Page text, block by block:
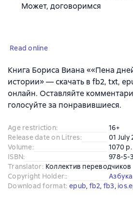
Может, договоримся
Read online
Книга Бориса Виана ««Пена
истории» — скачать в fb2, txt,
онлайн. Оставляйте
голосуйте за понравившиеся.
Age restriction:
16+
Release date on Litres:
01 July
Volume:
1070 p.
ISBN:
978-5-
Translator: Коллектив переводчиков
Copyright Holder::
Азбука
Download format: epub, fb2, fb3,